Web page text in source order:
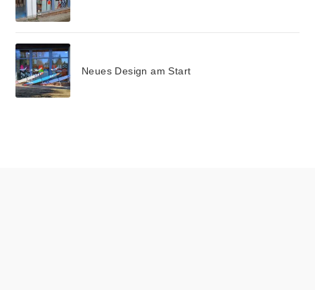
Neues Design am Start